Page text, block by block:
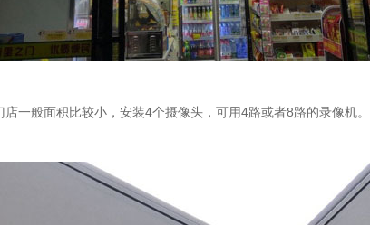
一般面积比较小，安装4个摄像头，可用4路或者8路的录像机。